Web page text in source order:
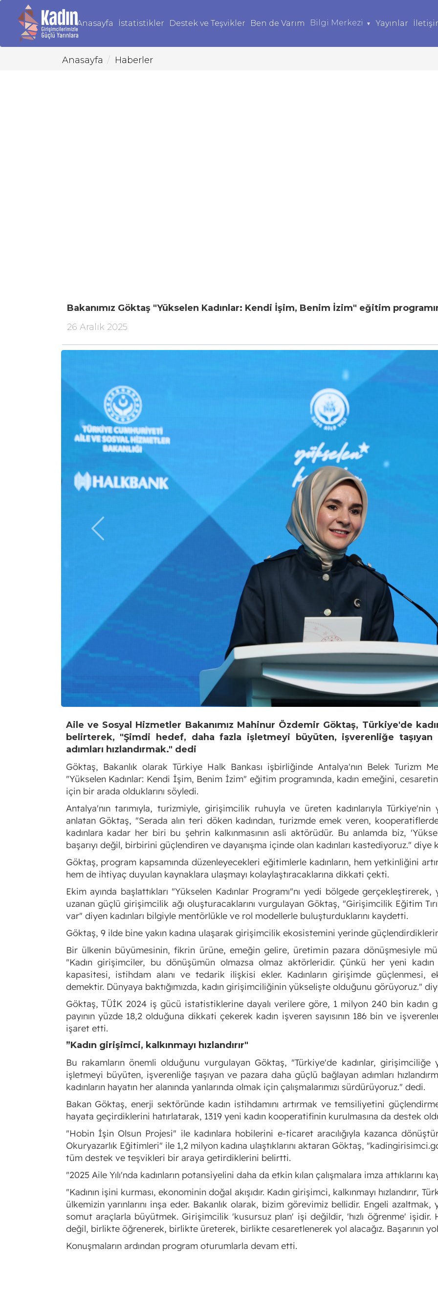
Anasayfa İstatistikler Destek ve Teşvikler Ben de Varım Bilgi Merkezi ▼ Yayınlar
Anasayfa Haberler
Bakanımız Göktaş "Yükselen Kadınlar: Kendi İşim, Benim İzim" eğitim
26 Aralık 2025
Previous
Aile ve Sosyal Hizmetler Bakanımız Mahinur Özdemir Göktaş, Türkiye'de
belirterek, "Şimdi hedef, daha fazla işletmeyi büyüten, işverenliğe
adımları hızlandırmak." dedi
Göktaş, Bakanlık olarak Türkiye Halk Bankası işbirliğinde Antalya'nın Belek Turizm
"Yükselen Kadınlar: Kendi İşim, Benim İzim" eğitim programında, kadın emeğini,
için bir arada olduklarını söyledi.
Antalya'nın tarımıyla, turizmiyle, girişimcilik ruhuyla ve üreten kadınlarıyla
anlatan Göktaş, "Serada alın teri döken kadından, turizmde emek veren,
kadınlara kadar her biri bu şehrin kalkınmasının asli aktörüdür. Bu anlamda biz,
başarıyı değil, birbirini güçlendiren ve dayanışma içinde olan kadınları kastediyoruz." diye
Göktaş, program kapsamında düzenleyecekleri eğitimlerle kadınların, hem yetkinliğini
hem de ihtiyaç duyulan kaynaklara ulaşmayı kolaylaştıracaklarına dikkati çekti.
Ekim ayında başlattıkları "Yükselen Kadınlar Programı"nı yedi bölgede
uzanan güçlü girişimcilik ağı oluşturacaklarını vurgulayan Göktaş, "Girişimcilik Eğitim
var" diyen kadınları bilgiyle mentörlükle ve rol modellerle buluşturduklarını kaydetti.
Göktaş, 9 ilde bine yakın kadına ulaşarak girişimcilik ekosistemini yerinde
Bir ülkenin büyümesinin, fikrin ürüne, emeğin gelire, üretimin pazara dönüşmesiyle
"Kadın girişimciler, bu dönüşümün olmazsa olmaz aktörleridir. Çünkü her yeni
kapasitesi, istihdam alanı ve tedarik ilişkisi ekler. Kadınların girişimde güçlenmesi,
demektir. Dünyaya baktığımızda, kadın girişimciliğinin yükselişte olduğunu görüyoruz."
Göktaş, TÜİK 2024 iş gücü istatistiklerine dayalı verilere göre, 1 milyon 240 bin kadın
payının yüzde 18,2 olduğuna dikkati çekerek kadın işveren sayısının 186 bin ve
işaret etti.
”Kadın girişimci, kalkınmayı hızlandırır"
Bu rakamların önemli olduğunu vurgulayan Göktaş, "Türkiye'de kadınlar,
işletmeyi büyüten, işverenliğe taşıyan ve pazara daha güçlü bağlayan adımları
kadınların hayatın her alanında yanlarında olmak için çalışmalarımızı sürdürüyoruz." dedi.
Bakan Göktaş, enerji sektöründe kadın istihdamını artırmak ve temsiliyetini
hayata geçirdiklerini hatırlatarak, 1319 yeni kadın kooperatifinin kurulmasına da destek
"Hobin İşin Olsun Projesi" ile kadınlara hobilerini e-ticaret aracılığıyla kazanca
Okuryazarlık Eğitimleri" ile 1,2 milyon kadına ulaştıklarını aktaran Göktaş,
tüm destek ve teşvikleri bir araya getirdiklerini belirtti.
"2025 Aile Yılı'nda kadınların potansiyelini daha da etkin kılan çalışmalara imza attıklarını
"Kadının işini kurması, ekonominin doğal akışıdır. Kadın girişimci, kalkınmayı hızlandırır,
ülkemizin yarınlarını inşa eder. Bakanlık olarak, bizim görevimiz bellidir. Engeli
somut araçlarla büyütmek. Girişimcilik 'kusursuz plan' işi değildir, 'hızlı öğrenme' işidir.
değil, birlikte öğrenerek, birlikte üreterek, birlikte cesaretlenerek yol alacağız. Başarının
Konuşmaların ardından program oturumlarla devam etti.